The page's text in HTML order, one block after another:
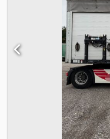
1.291.215 km
ABS Klímaberendezés
2 ágy 2 üzemanyagtartály
gumiabroncsok: 315/60
gumiabroncsok: 295/60